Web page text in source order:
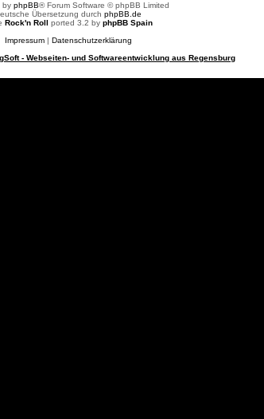
by phpBB® Forum Software © phpBB Limited
Übersetzung durchphpBB.de
Rock'n Roll ported 3.2 by phpBB Spain
Impressum| Datenschutzerklärung
- Webseiten- und Softwareentwicklung aus Regensburg